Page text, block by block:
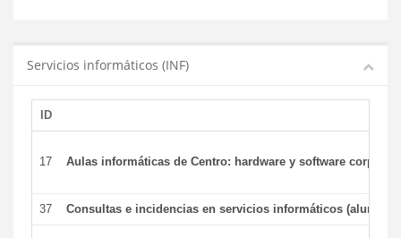
Servicios informáticos (INF)
ID
17 Aulas informáticas de Centro: hardware y software
37 Consultas e incidencias en servicios informáticos (alumnos)